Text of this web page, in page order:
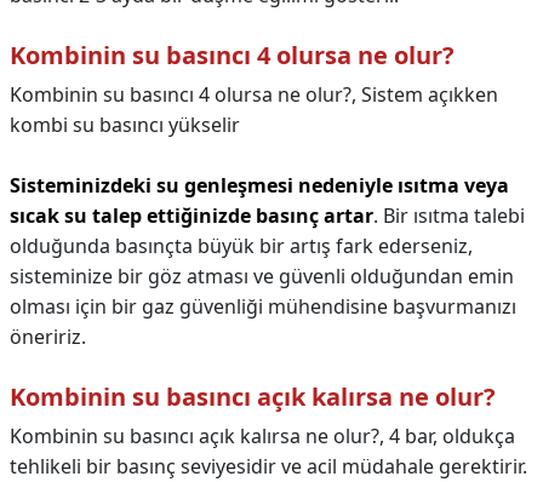
Kombinin su basıncı 4 olursa ne olur?
Kombinin su basıncı 4 olursa ne olur?, Sistem açıkken
kombi su basıncı yükselir
Sisteminizdeki su genleşmesi nedeniyle ısıtma veya
sıcak su talep ettiğinizde basınç artar. Bir ısıtma talebi
olduğunda basınçta büyük bir artış fark ederseniz,
sisteminize bir göz atması ve güvenli olduğundan emin
olması için bir gaz güvenliği mühendisine başvurmanızı
öneririz.
Kombinin su basıncı açık kalırsa ne olur?
Kombinin su basıncı açık kalırsa ne olur?, 4 bar, oldukça
tehlikeli bir basınç seviyesidir ve acil müdahale gerektirir.